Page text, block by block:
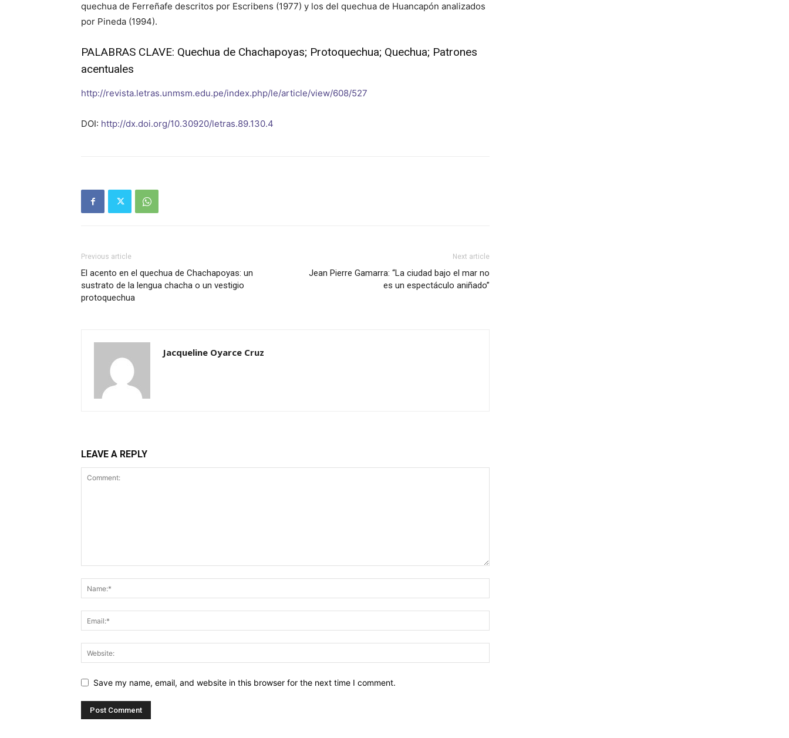
quechua de Ferreñafe descritos por Escribens (1977) y los del quechua de Huancapón analizados
por Pineda (1994).
PALABRAS CLAVE: Quechua de Chachapoyas; Protoquechua; Quechua; Patrones
acentuales
http://revista.letras.unmsm.edu.pe/index.php/le/article/view/608/527
DOI: http://dx.doi.org/10.30920/letras.89.130.4
Previous article
El acento en el quechua de Chachapoyas: un
sustrato de la lengua chacha o un vestigio
protoquechua
Next article
Jean Pierre Gamarra: “La ciudad bajo el mar no
es un espectáculo aniñado”
Jacqueline Oyarce Cruz
LEAVE A REPLY
Save my name, email, and website in this browser for the next time I comment.